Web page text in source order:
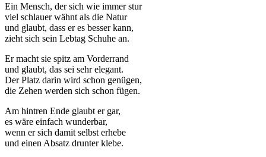
Ein Mensch, der sich wie immer stur
viel schlauer wähnt als die Natur
und glaubt, dass er es besser kann,
zieht sich sein Lebtag Schuhe an.
Er macht sie spitz am Vorderrand
und glaubt, das sei sehr elegant.
Der Platz darin wird schon genügen,
die Zehen werden sich schon fügen.
Am hintren Ende glaubt er gar,
es wäre einfach wunderbar,
wenn er sich damit selbst erhebe
und einen Absatz drunter klebe.